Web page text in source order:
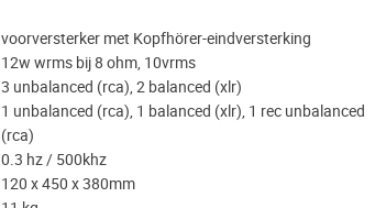
voorversterker met Kopfhörer-eindversterking
12w wrms bij 8 ohm, 10vrms
3 unbalanced (rca), 2 balanced (xlr)
1 unbalanced (rca), 1 balanced (xlr), 1 rec unbalanced
(rca)
0.3 hz / 500khz
120 x 450 x 380mm